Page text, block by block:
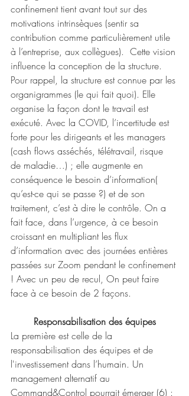
confinement tient avant tout sur des
motivations intrinsèques (sentir sa
contribution comme particulièrement utile
à l’entreprise, aux collègues).  Cette vision
influence la conception de la structure.
Pour rappel, la structure est connue par les
organigrammes (le qui fait quoi). Elle
organise la façon dont le travail est
exécuté. Avec la COVID, l’incertitude est
forte pour les dirigeants et les managers
(cash flows asséchés, télétravail, risque
de maladie…) ; elle augmente en
conséquence le besoin d’information(
qu’est-ce qui se passe ?) et de son
traitement, c’est à dire le contrôle. On a
fait face, dans l’urgence, à ce besoin
croissant en multipliant les flux
d’information avec des journées entières
passées sur Zoom pendant le confinement
! Avec un peu de recul, On peut faire
face à ce besoin de 2 façons.
Responsabilisation des équipes
La première est celle de la
responsabilisation des équipes et de
l'investissement dans l’humain. Un
management alternatif au
Command&Control pourrait émerger (6) :